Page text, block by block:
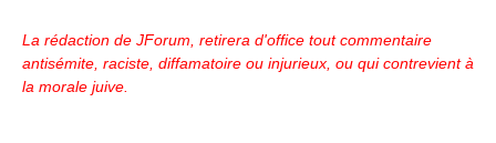
La rédaction de JForum, retirera d'office tout commentaire
antisémite, raciste, diffamatoire ou injurieux, ou qui contrevient à
la morale juive.